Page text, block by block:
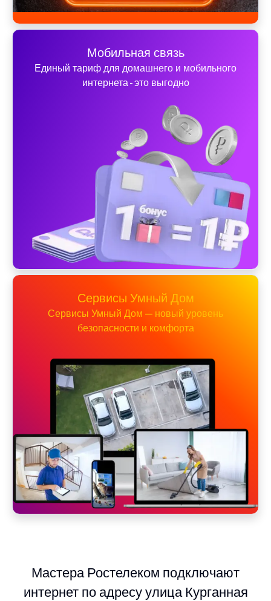
Мобильная связь
Единый тариф для домашнего и мобильного
интернета - это выгодно
Сервисы Умный Дом
Сервисы Умный Дом — новый уровень
безопасности и комфорта
Мастера Ростелеком подключают
интернет по адресу улица Курганная